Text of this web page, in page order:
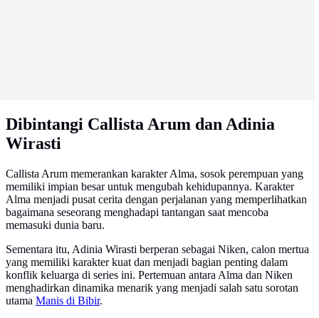
Dibintangi Callista Arum dan Adinia
Wirasti
Callista Arum memerankan karakter Alma, sosok perempuan yang
memiliki impian besar untuk mengubah kehidupannya. Karakter
Alma menjadi pusat cerita dengan perjalanan yang memperlihatkan
bagaimana seseorang menghadapi tantangan saat mencoba
memasuki dunia baru.
Sementara itu, Adinia Wirasti berperan sebagai Niken, calon mertua
yang memiliki karakter kuat dan menjadi bagian penting dalam
konflik keluarga di series ini. Pertemuan antara Alma dan Niken
menghadirkan dinamika menarik yang menjadi salah satu sorotan
utama Manis di Bibir.